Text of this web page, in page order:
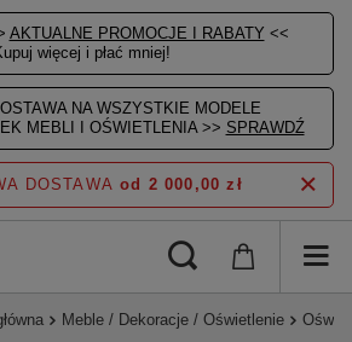
AKTUALNE PROMOCJE I RABATY <<
więcej i płać mniej!
NA WSZYSTKIE MODELE
MEBLI I OŚWIETLENIA >> SPRAWDŹ
DOSTAWA od 2 000,00 zł
Meble / Dekoracje / Oświetlenie